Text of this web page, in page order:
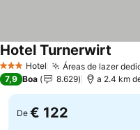
3 EstrelasHotel Áreas de lazer
Hotel Turnerwirt
7,9 Boa 8.629 a 2.4 km
De € 122